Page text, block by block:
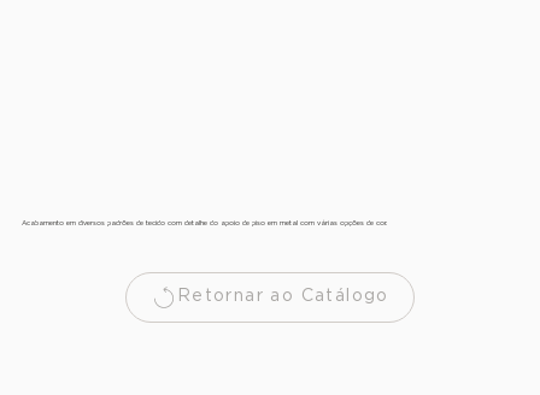
Acabamento em diversos padrões de tecido com detalhe do apoio de piso em metal com várias opções de cor.
Retornar ao Catálogo